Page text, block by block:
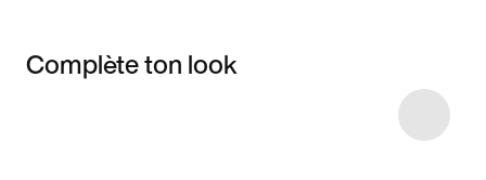
Complète ton look